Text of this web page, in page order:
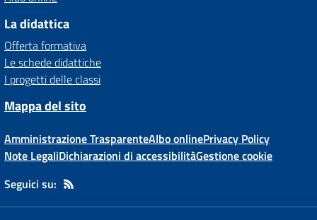
La didattica
Offerta formativa
Le schede didattiche
I progetti delle classi
Mappa del sito
Amministrazione TrasparenteAlbo onlinePrivacy Policy
Note LegaliDichiarazioni di accessibilitàGestione cookie
Seguici su: